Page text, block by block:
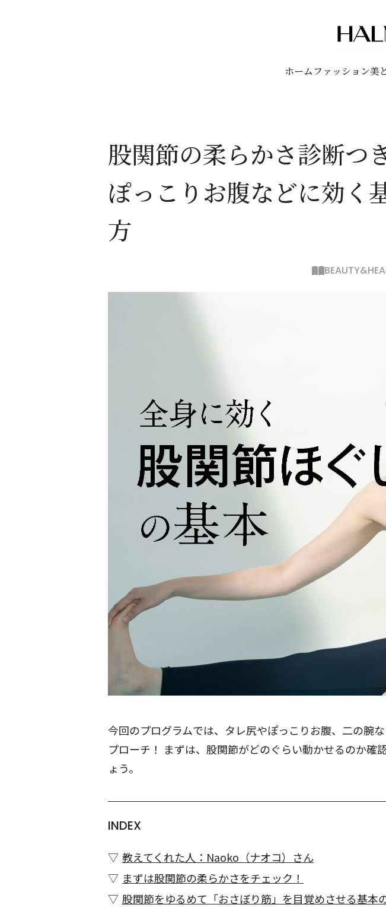
ホーム ファッション美
股関節の柔らかさ診断つ
ぽっこりお腹などに効く
方
今回のプログラムでは、タレ尻やぽっこりお腹、二の腕
プローチ！ まずは、股関節がどのぐらい動かせるのか確
ょう。
INDEX
教えてくれた人：Naoko（ナオコ）さん
まずは股関節の柔らかさをチェック！
股関節をゆるめて「おさぼり筋」を目覚めさせる基本